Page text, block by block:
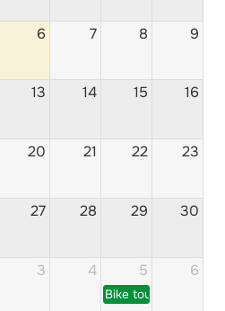
6 7 8 9
13 14 15 16
20 21 22 23
27 28 29 30
3 4 5
Bike tour al lago di
6